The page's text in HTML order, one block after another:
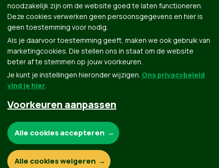
Groen.be
Contact Privacybeleid
noodzakelijk zijn om de website goed te laten functioneren.
Deze cookies verwerken geen persoonsgegevens en hier is
geen toestemming voor nodig.
Als je daarvoor toestemming geeft, maken we ook gebruik van
marketingcookies. Die stellen ons in staat om de website
beter af te stemmen op jouw voorkeuren.
Je kunt je instellingen hieronder wijzigen. Ons privacybeleid
vind je hier.
Voorkeuren aanpassen
Functionele en analytische cookies:
Alle cookies accepteren
Alle cookies weigeren